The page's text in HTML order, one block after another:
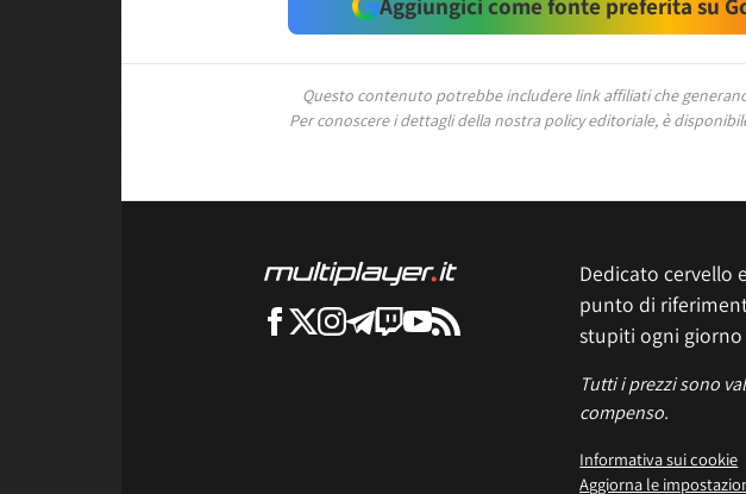
Questo contenuto potrebbe includere link affiliati che
Per conoscere i dettagli della nostra policy editoriale, è
Dedicato cervello
punto di
stupiti ogni giorno
Tutti i prezzi sono
compenso.
Informativa sui cookie
Aggiorna le